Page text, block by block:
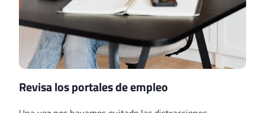
Revisa los portales de empleo